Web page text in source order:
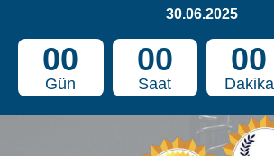
30.06.2025
00
Gün
00
Saat
00
Dakika